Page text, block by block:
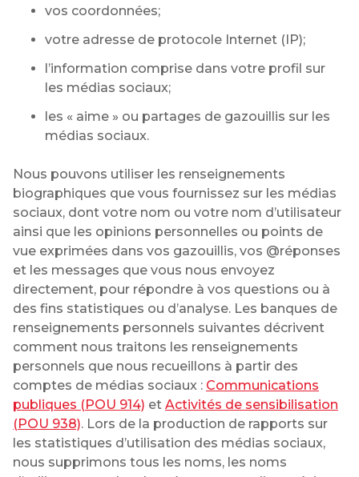
vos coordonnées;
votre adresse de protocole Internet (IP);
l’information comprise dans votre profil sur
les médias sociaux;
les « aime » ou partages de gazouillis sur les
médias sociaux.
Nous pouvons utiliser les renseignements
biographiques que vous fournissez sur les médias
sociaux, dont votre nom ou votre nom d’utilisateur
ainsi que les opinions personnelles ou points de
vue exprimées dans vos gazouillis, vos @réponses
et les messages que vous nous envoyez
directement, pour répondre à vos questions ou à
des fins statistiques ou d’analyse. Les banques de
renseignements personnels suivantes décrivent
comment nous traitons les renseignements
personnels que nous recueillons à partir des
comptes de médias sociaux : Communications
publiques (POU 914) et Activités de sensibilisation
(POU 938). Lors de la production de rapports sur
les statistiques d’utilisation des médias sociaux,
nous supprimons tous les noms, les noms